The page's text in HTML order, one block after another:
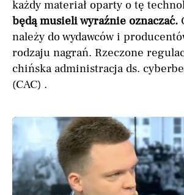
każdy materiał oparty o tę
będą musieli wyraźnie oznaczać.
należy do wydawców i
rodzaju nagrań. Rzeczone
chińska administracja ds.
(CAC) .